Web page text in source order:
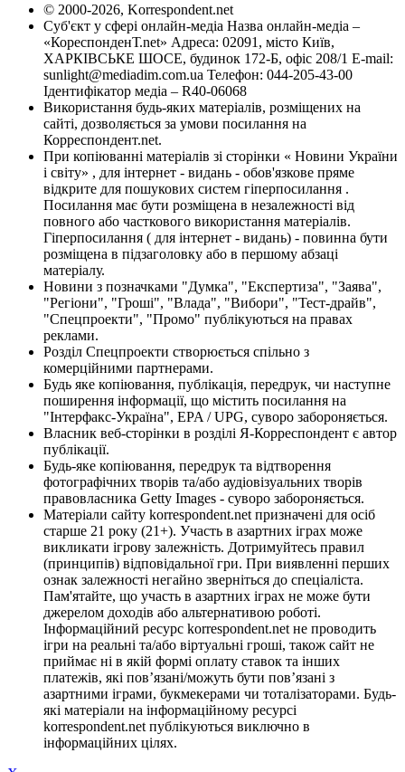
© 2000-2026, Korrespondent.net
Суб'єкт у сфері онлайн-медіа Назва онлайн-медіа –
«КореспонденТ.net» Адреса: 02091, місто Київ,
ХАРКІВСЬКЕ ШОСЕ, будинок 172-Б, офіс 208/1 E-mail:
sunlight@mediadim.com.ua Телефон: 044-205-43-00
Ідентифікатор медіа – R40-06068
Використання будь-яких матеріалів, розміщених на
сайті, дозволяється за умови посилання на
Корреспондент.net.
При копіюванні матеріалів зі сторінки « Новини України
і світу» , для інтернет - видань - обов'язкове пряме
відкрите для пошукових систем гіперпосилання .
Посилання має бути розміщена в незалежності від
повного або часткового використання матеріалів.
Гіперпосилання ( для інтернет - видань) - повинна бути
розміщена в підзаголовку або в першому абзаці
матеріалу.
Новини з позначками "Думка", "Експертиза", "Заява",
"Регіони", "Гроші", "Влада", "Вибори", "Тест-драйв",
"Спецпроекти", "Промо" публікуються на правах
реклами.
Розділ Спецпроекти створюється спільно з
комерційними партнерами.
Будь яке копіювання, публікація, передрук, чи наступне
поширення інформації, що містить посилання на
"Інтерфакс-Україна", EPA / UPG, суворо забороняється.
Власник веб-сторінки в розділі Я-Корреспондент є автор
публікації.
Будь-яке копіювання, передрук та відтворення
фотографічних творів та/або аудіовізуальних творів
правовласника Getty Images - суворо забороняється.
Матеріали сайту korrespondent.net призначені для осіб
старше 21 року (21+). Участь в азартних іграх може
викликати ігрову залежність. Дотримуйтесь правил
(принципів) відповідальної гри. При виявленні перших
ознак залежності негайно зверніться до спеціаліста.
Пам'ятайте, що участь в азартних іграх не може бути
джерелом доходів або альтернативою роботі.
Інформаційний ресурс korrespondent.net не проводить
ігри на реальні та/або віртуальні гроші, також сайт не
приймає ні в якій формі оплату ставок та інших
платежів, які пов’язані/можуть бути пов’язані з
азартними іграми, букмекерами чи тоталізаторами. Будь-
які матеріали на інформаційному ресурсі
korrespondent.net публікуються виключно в
інформаційних цілях.